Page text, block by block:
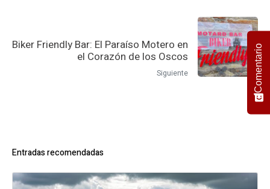
Biker Friendly Bar: El Paraíso Motero en
el Corazón de los Oscos
Siguiente
Entradas recomendadas
Comentario